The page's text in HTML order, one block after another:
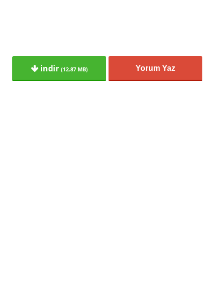
indir (12.87 MB) Yorum Yaz